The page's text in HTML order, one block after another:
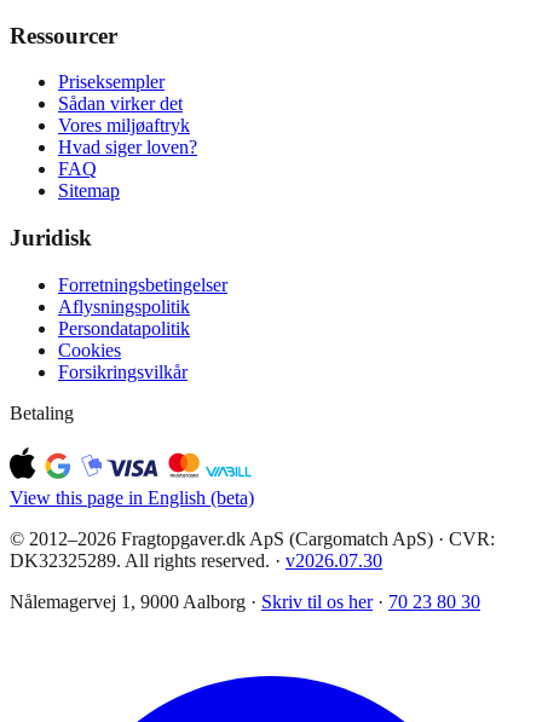
Ressourcer
Priseksempler
Sådan virker det
Vores miljøaftryk
Hvad siger loven?
FAQ
Sitemap
Juridisk
Forretningsbetingelser
Aflysningspolitik
Persondatapolitik
Cookies
Forsikringsvilkår
Betaling
View this page in English (beta)
© 2012–2026 Fragtopgaver.dk ApS (Cargomatch ApS) · CVR:
DK32325289. All rights reserved. · v2026.07.30
Nålemagervej 1, 9000 Aalborg · Skriv til os her · 70 23 80 30